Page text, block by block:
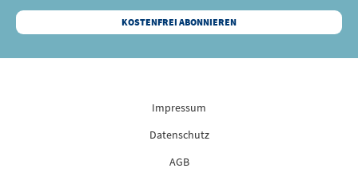
Impressum
Datenschutz
AGB